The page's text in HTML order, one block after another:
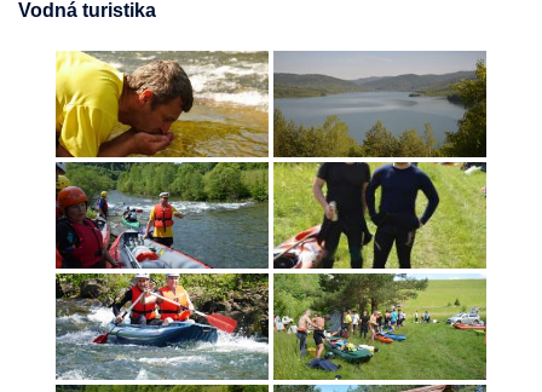
Vodná turistika